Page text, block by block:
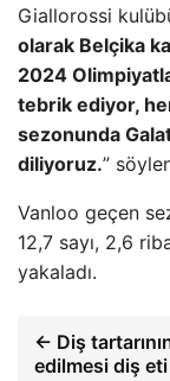
Giallorossi
olarak Belçika
2024
tebrik ediyor,
sezonunda
diliyoruz.”
Vanloo geçen
12,7 sayı, 2,6
yakaladı.
← Diş
edilmesi diş